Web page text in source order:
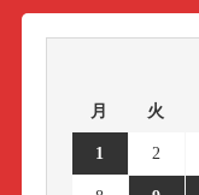
月 火
1 2